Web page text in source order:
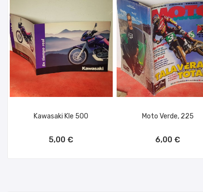
Kawasaki Kle 500
5,00 €
Moto Verde, 225
6,00 €